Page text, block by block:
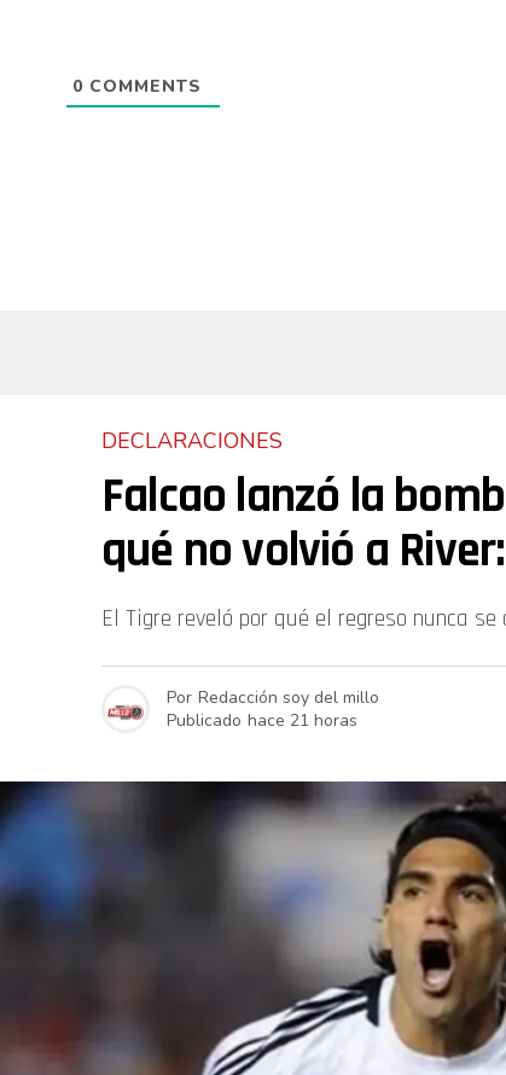
0 COMMENTS
DECLARACIONES
Falcao lanzó la
qué no volvió a
El Tigre reveló por qué el regreso nunca
Por Redacción soy del millo
Publicado hace 21 horas